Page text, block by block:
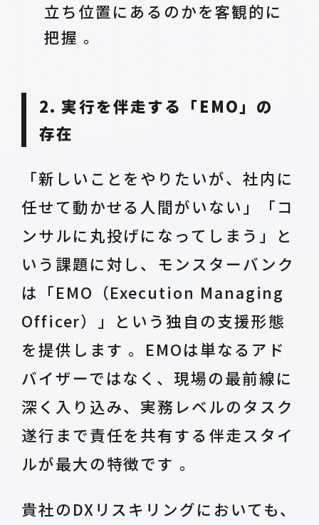
立ち位置にあるのかを客観的に
把握 。
2. 実行を伴走する「EMO」の
存在
「新しいことをやりたいが、社内に
任せて動かせる人間がいない」「コ
ンサルに丸投げになってしまう」と
いう課題に対し、モンスターバンク
は「EMO（Execution Managing
Officer）」という独自の支援形態
を提供します 。EMOは単なるアド
バイザーではなく、現場の最前線に
深く入り込み、実務レベルのタスク
遂行まで責任を共有する伴走スタイ
ルが最大の特徴です 。
貴社のDXリスキリングにおいても、